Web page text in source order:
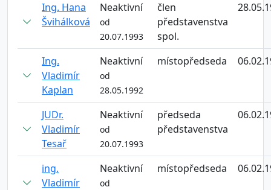
Ing. Hana
Švihálková
Neaktivní
od
20.07.1993
člen
představenstva
spol.
Ing.
Vladimír
Kaplan
Neaktivní
od
28.05.1992
místopředseda
JUDr.
Vladimír
Tesař
Neaktivní
od
20.07.1993
předseda
představenstva
ing.
Vladimír
Neaktivní
od
místopředseda